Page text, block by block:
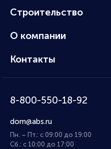
Строительство
О компании
Контакты
8-800-550-18-92
dom@abs.ru
Пн. – Пт.: с 09:00 до 19:00
Сб.: с 10:00 до 17:00